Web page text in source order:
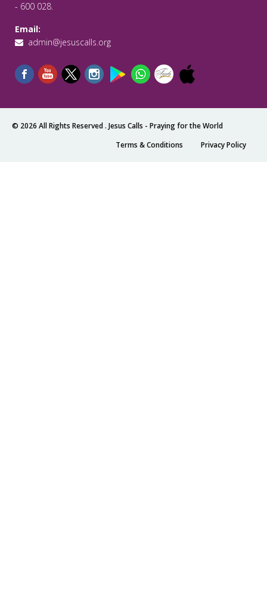
- 600 028.
Email:
admin@jesuscalls.org
© 2026 All Rights Reserved . Jesus Calls - Praying for the World
Terms & Conditions
Privacy Policy